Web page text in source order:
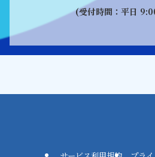
(受付時間：平日